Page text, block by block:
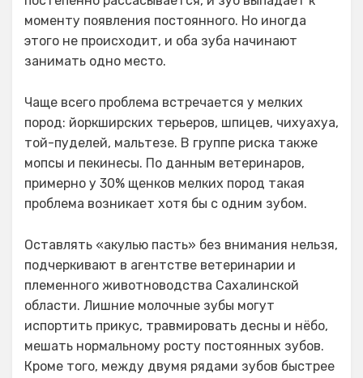
моменту появления постоянного. Но иногда
этого не происходит, и оба зуба начинают
занимать одно место.
Чаще всего проблема встречается у мелких
пород: йоркширских терьеров, шпицев, чихуахуа,
той-пуделей, мальтезе. В группе риска также
мопсы и пекинесы. По данным ветеринаров,
примерно у 30% щенков мелких пород такая
проблема возникает хотя бы с одним зубом.
Оставлять «акулью пасть» без внимания нельзя,
подчеркивают в агентстве ветеринарии и
племенного животноводства Сахалинской
области. Лишние молочные зубы могут
испортить прикус, травмировать десны и нёбо,
мешать нормальному росту постоянных зубов.
Кроме того, между двумя рядами зубов быстрее